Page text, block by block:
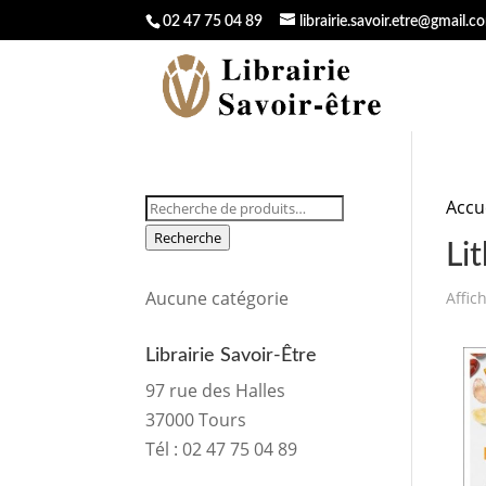
02 47 75 04 89
Recherche
pour :
Recherche
Aucune catégorie
Librairie Savoir-Être
97 rue des Halles
37000 Tours
Tél :02 47 75 04 89